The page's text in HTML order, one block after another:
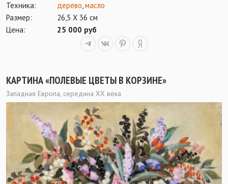
Техника:
дерево,масло
Размер:
26,5 Х 36 см
Цена:
25 000 руб
КАРТИНА «ПОЛЕВЫЕ ЦВЕТЫ В КОРЗИНЕ»
Западная Европа, середина ХХ века